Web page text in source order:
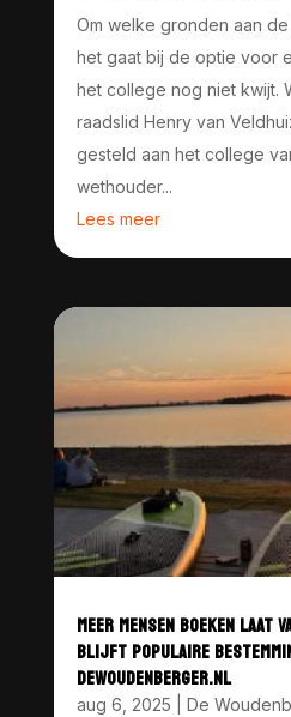
Om welke gronden aan
het gaat bij de optie voor
het college nog niet kwijt.
raadslid Henry van
gesteld aan het college
wethouder...
Lees meer
MEER MENSEN BOEKEN LAAT
BLIJFT POPULAIRE
DEWOUDENBERGER.NL
aug 6, 2025
De